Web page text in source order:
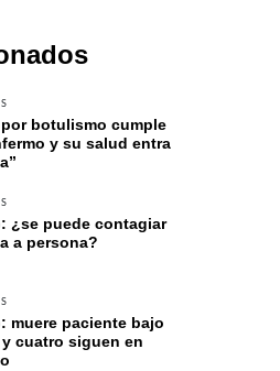
botulismo cumple
y su salud entra
¿se puede contagiar
a persona?
muere paciente bajo
cuatro siguen en